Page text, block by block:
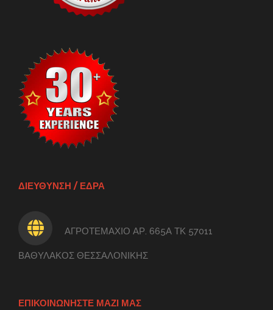
ΔΙΕΥΘΥΝΣΗ / ΕΔΡΑ
ΑΓΡΟΤΕΜΑΧΙΟ ΑΡ. 665Α ΤΚ 57011
ΒΑΘΥΛΑΚΟΣ ΘΕΣΣΑΛΟΝΙΚΗΣ
ΕΠΙΚΟΙΝΩΝΗΣΤΕ ΜΑΖΙ ΜΑΣ